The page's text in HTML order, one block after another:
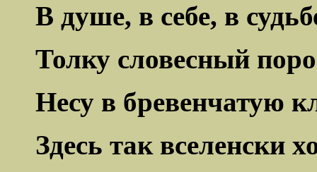
В душе, в себе, в
Толку словесный
Несу в бревенчатую
Здесь так вселенски